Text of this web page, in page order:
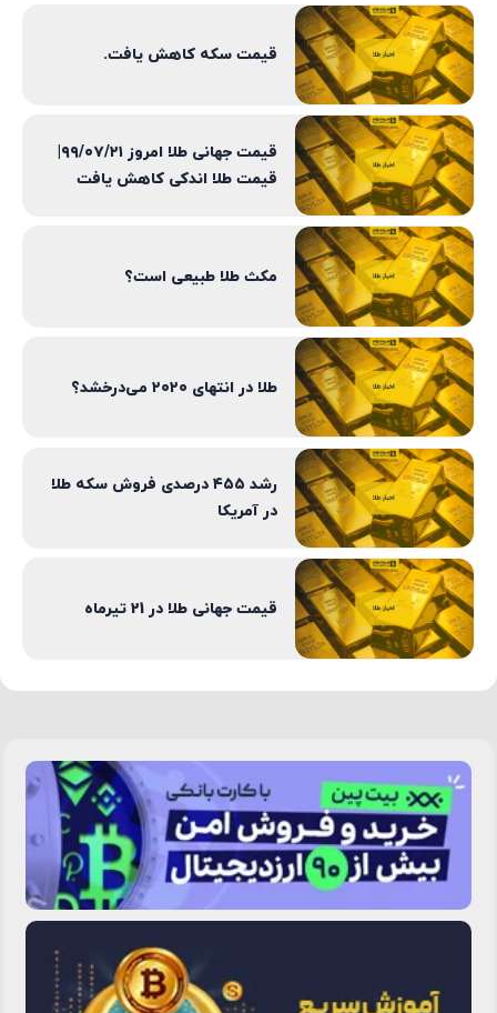
قیمت سکه کاهش یافت.
قیمت طلا اندکی کاهش یافت
مکث طلا طبیعی است؟
طلا در انتهای ۲۰۲۰ می‌درخشد؟
رشد ۴۵۵ درصدی فروش سکه طلا
در آمریکا
قیمت جهانی طلا در 21 تیرماه